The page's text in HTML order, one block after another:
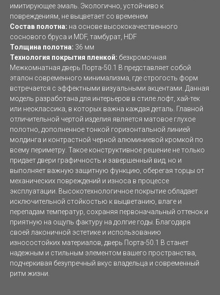
имитирующее эмаль. Экологично, устойчиво к
повреждениям, не выцветает со временем
Состав полотна: на основе высококачественного
соснового бруса и MDF, тамбурат, HDF
Толщина полотна: 36 мм
Технология покрытия пленкой: безкромочная
Межкомнатная дверь Порта-50.1 B представляет собой
эталон современного минимализма, где строгость форм
встречается с эффектными визуальными акцентами. Данная
модель разработана для интерьеров в стиле лофт, хай-тек
или неоклассика, в которых важна каждая деталь. Главной
отличительной чертой изделия является матовое глухое
полотно, дополненное тонкой горизонтальной линией
молдинга и контрастной черной алюминиевой кромкой по
всему периметру. Такое конструктивное решение не только
придает двери графичность и завершенный вид, но и
выполняет важную защитную функцию, оберегая торцы от
механических повреждений и износа в процессе
эксплуатации. Высокотехнологичное покрытие обладает
исключительной стойкостью к выцветанию, влаге и
перепадам температур, сохраняя первоначальный оттенок и
приятную на ощупь фактуру на долгие годы. Благодаря
своей лаконичной эстетике и использованию
износостойких материалов, дверь Порта-50.1 B станет
надежным и стильным элементом вашего пространства,
подчеркивая безупречный вкус владельца и современный
ритм жизни.